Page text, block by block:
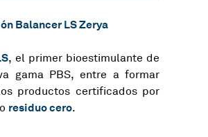
Balancer LS Zerya
, el primer bioestimulante de
gama PBS, entre a formar
productos certificados por
residuo cero.